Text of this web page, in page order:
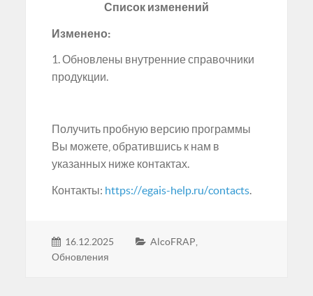
Список изменений
Изменено:
1. Обновлены внутренние справочники
продукции.
Получить пробную версию программы
Вы можете, обратившись к нам в
указанных ниже контактах.
Контакты: https://egais-help.ru/contacts.
16.12.2025 AlcoFRAP
Обновления